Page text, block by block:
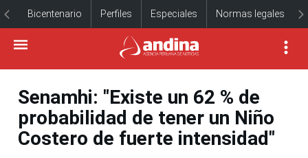
Bicentenario Perfiles Especiales Normas legales
Senamhi: "Existe un 62 % de
probabilidad de tener un Niño
Costero de fuerte intensidad"